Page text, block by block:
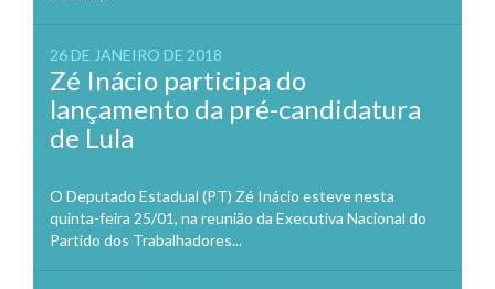
26 DE JANEIRO DE 2018
Zé Inácio participa do
lançamento da pré-candidatura
de Lula
O Deputado Estadual (PT) Zé Inácio esteve nesta
quinta-feira 25/01, na reunião da Executiva Nacional do
Partido dos Trabalhadores...